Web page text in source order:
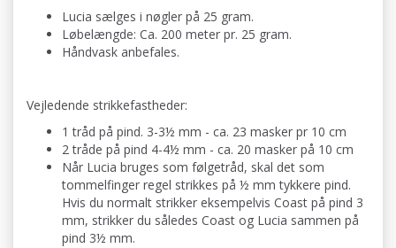
Lucia sælges i nøgler på 25 gram.
Løbelængde: Ca. 200 meter pr. 25 gram.
Håndvask anbefales.
Vejledende strikkefastheder:
1 tråd på pind. 3-3½ mm - ca. 23 masker pr 10 cm
2 tråde på pind 4-4½ mm - ca. 20 masker på 10 cm
Når Lucia bruges som følgetråd, skal det som
tommelfinger regel strikkes på ½ mm tykkere pind.
Hvis du normalt strikker eksempelvis Coast på pind 3
mm, strikker du således Coast og Lucia sammen på
pind 3½ mm.